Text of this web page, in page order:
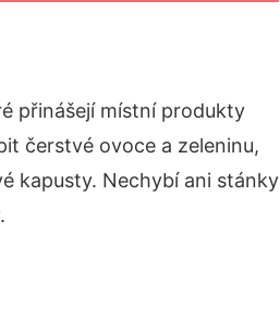
přinášejí místní produkty
čerstvé ovoce a zeleninu,
kapusty. Nechybí ani stánky